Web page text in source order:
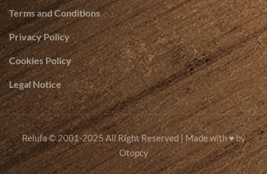
Terms and Conditions
Privacy Policy
Cookies Policy
Legal Notice
Relufa© 2001-2025 All Right Reserved | Made with ♥ by
Otopcy